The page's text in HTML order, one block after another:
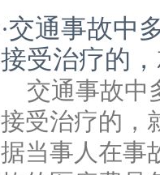
·交通事故中
接受治疗的
交通事故中
接受治疗的，
据当事人在事